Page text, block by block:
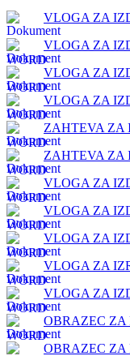
VLOGA ZA
VLOGA ZA
VLOGA ZA
VLOGA ZA
ZAHTEVA ZA
ZAHTEVA ZA
VLOGA ZA
VLOGA ZA
VLOGA ZA
VLOGA ZA
VLOGA ZA
OBRAZEC ZA
OBRAZEC ZA